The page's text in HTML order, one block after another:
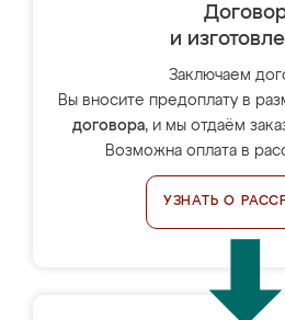
и
Заключаем
Вы вносите предоплату в
договора, и мы отдаём
Возможна оплата в
УЗНАТЬ О